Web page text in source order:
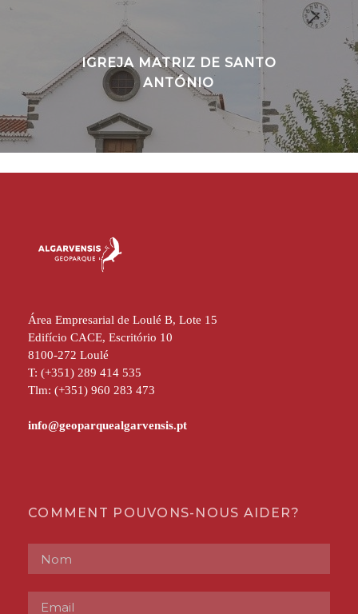
IGREJA MATRIZ DE SANTO
ANTÓNIO
Área Empresarial de Loulé B, Lote 15
Edifício CACE, Escritório 10
8100-272 Loulé
T: (+351) 289 414 535
Tlm: (+351) 960 283 473
COMMENT POUVONS-NOUS AIDER?